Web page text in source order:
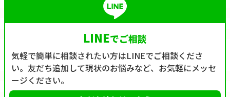
LINEでご相談
気軽で簡単に相談されたい方はLINEでご相談くださ
い。友だち追加して現状のお悩みなど、お気軽にメッセ
ージください。